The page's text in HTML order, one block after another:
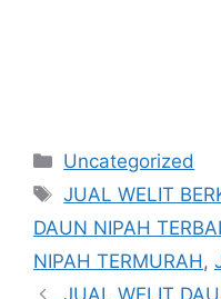
Kategori
Uncategorized
Tag
JUAL WELIT
DAUN NIPAH
NIPAH TERMURAH ,
JUAL WELIT